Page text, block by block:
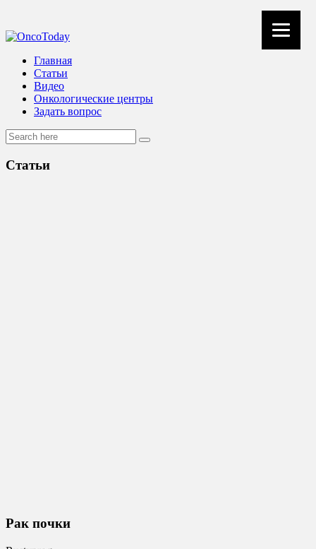
Главная
Статьи
Видео
Онкологические центры
Задать вопрос
Статьи
Рак почки